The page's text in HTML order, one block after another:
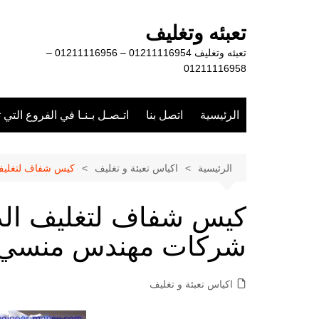
تعبئه وتغليف
تعبئه وتغليف 01211116954 – 01211116956 –
01211116958
الرئيسية اتصل بنا اتـصـل بـنـا في الفروع
الرئيسية اكياس تعبئة و تغليف كيس شفاف
كيس شفاف لتغليف
شركات مهندس منسي
اكياس تعبئة و تغليف